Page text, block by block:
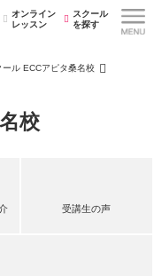
オンライン
レッスン
スクール
を探す
ル ECCアピタ桑名校
校
受講生の声